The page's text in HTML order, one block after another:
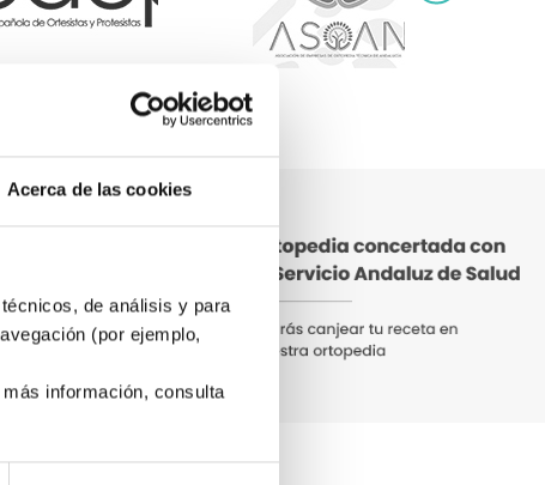
Acerca de las cookies
de análisis y para
(por ejemplo,
información, consulta